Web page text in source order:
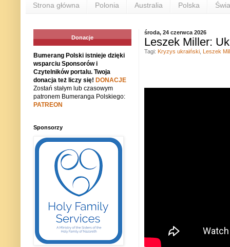
Strona główna Polonia Australia Polska
środa, 24 czerwca 2026
Leszek Miller:
Tagi: Kryzys ukraiński Leszek
Donacje
Bumerang Polski istnieje dzięki
wsparciu Sponsorów i
Czytelników portalu. Twoja
donacja też liczy się! DONACJE
Zostań stałym lub czasowym
patronem Bumeranga Polskiego:
PATREON
Sponsorzy